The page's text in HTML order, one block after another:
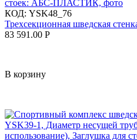
КОД: YSK48_76
Трехсекционная шведская
83 591.00 Р
В корзину